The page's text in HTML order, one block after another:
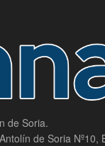
de Soria.
de Soria Nº10,